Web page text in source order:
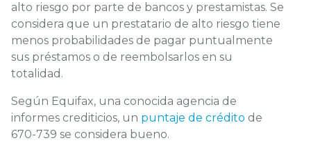
alto riesgo por parte de bancos y prestamistas. Se
considera que un prestatario de alto riesgo tiene
menos probabilidades de pagar puntualmente
sus préstamos o de reembolsarlos en su
totalidad.
Según Equifax, una conocida agencia de
informes crediticios, un puntaje de crédito de
670-739 se considera bueno.